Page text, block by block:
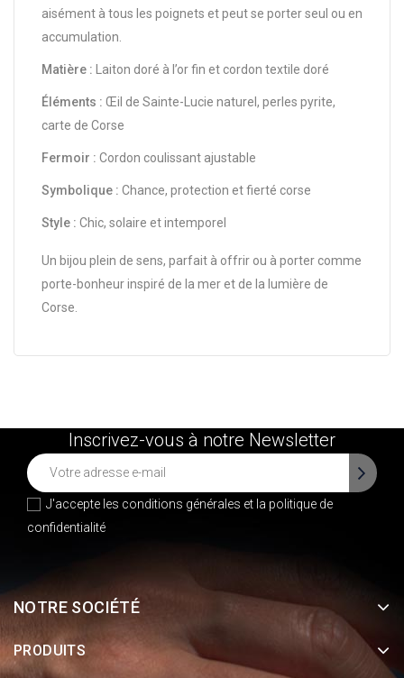
aisément à tous les poignets et peut se porter seul ou en
accumulation.
Matière : Laiton doré à l’or fin et cordon textile doré
Éléments : Œil de Sainte-Lucie naturel, perles pyrite,
carte de Corse
Fermoir : Cordon coulissant ajustable
Symbolique : Chance, protection et fierté corse
Style : Chic, solaire et intemporel
Un bijou plein de sens, parfait à offrir ou à porter comme
porte-bonheur inspiré de la mer et de la lumière de
Corse.
Inscrivez-vous à notre Newsletter
J'accepte les conditions générales et la politique de
confidentialité
NOTRE SOCIÉTÉ
PRODUITS